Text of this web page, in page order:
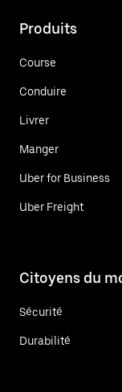
Produits
Course
Conduire
Livrer
Manger
Uber for Business
Uber Freight
Citoyens du
Sécurité
Durabilité